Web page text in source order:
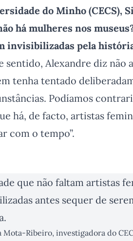
do Minho (CECS),
há mulheres nos
invisibilizadas pela
sentido, Alexandre diz não
tenha tentado
Podíamos
há, de facto, artistas
com o tempo”.
que não faltam artistas
antes sequer de
Mota-Ribeiro, investigadora do